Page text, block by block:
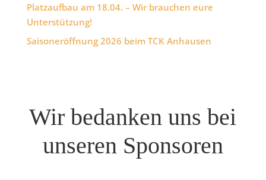
Platzaufbau am 18.04. – Wir brauchen eure
Unterstützung!
Saisoneröffnung 2026 beim TCK Anhausen
Wir bedanken uns bei
unseren Sponsoren